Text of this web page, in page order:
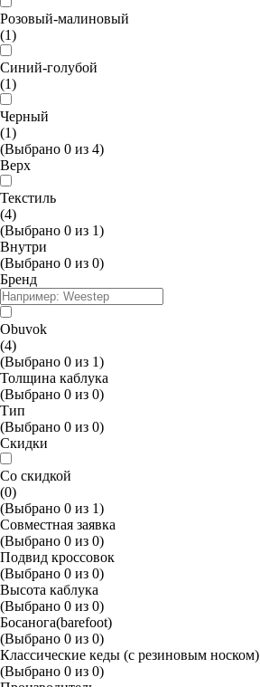
Розовый-малиновый
(1)
Синий-голубой
(1)
Черный
(1)
(Выбрано 0 из 4)
Верх
Текстиль
(4)
(Выбрано 0 из 1)
Внутри
(Выбрано 0 из 0)
Бренд
Obuvok
(4)
(Выбрано 0 из 1)
Толщина каблука
(Выбрано 0 из 0)
Тип
(Выбрано 0 из 0)
Скидки
Со скидкой
(0)
(Выбрано 0 из 1)
Совместная заявка
(Выбрано 0 из 0)
Подвид кроссовок
(Выбрано 0 из 0)
Высота каблука
(Выбрано 0 из 0)
Босанога(barefoot)
(Выбрано 0 из 0)
Классические кеды (с резиновым носком)
(Выбрано 0 из 0)